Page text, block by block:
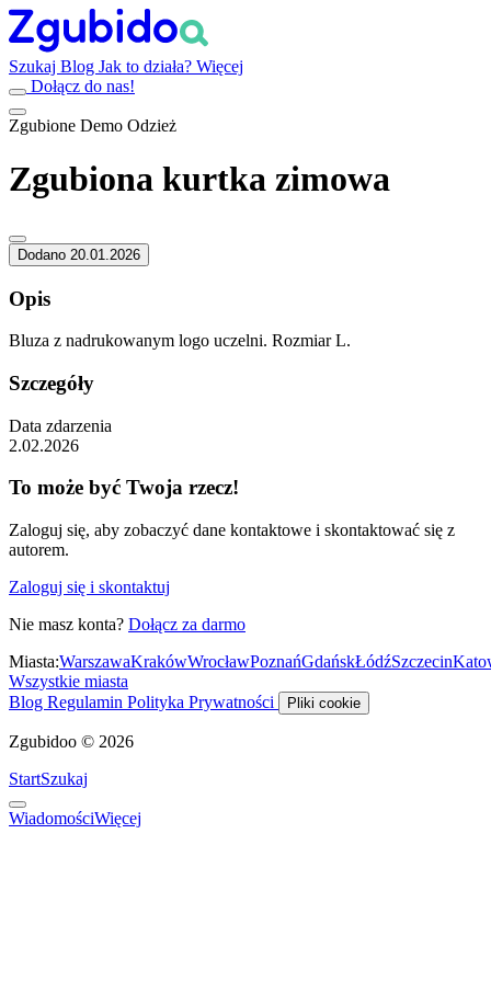
Szukaj Blog Jak to działa? Więcej
Dołącz do nas!
Zgubione Demo Odzież
Zgubiona kurtka zimowa
Dodano 20.01.2026
Opis
Bluza z nadrukowanym logo uczelni. Rozmiar L.
Szczegóły
Data zdarzenia
2.02.2026
To może być Twoja rzecz!
Zaloguj się, aby zobaczyć dane kontaktowe i skontaktować się z
autorem.
Zaloguj się i skontaktuj
Nie masz konta? Dołącz za darmo
Miasta:WarszawaKrakówWrocławPoznańGdańskŁódźSzczecin
Wszystkie miasta
Blog Regulamin Polityka Prywatności Pliki cookie
Zgubidoo © 2026
StartSzukaj
WiadomościWięcej